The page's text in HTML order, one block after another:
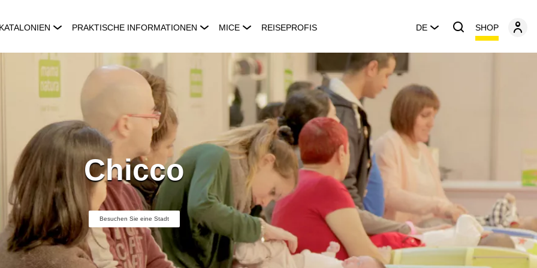
PRAKTISCHE INFORMATIONEN MICE REISEPROFIS DE SHOP
Chicco
Besuchen Sie eine Stadt